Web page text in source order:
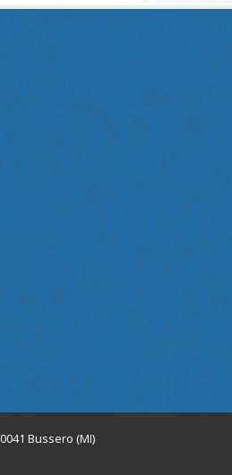
Bussero (MI)